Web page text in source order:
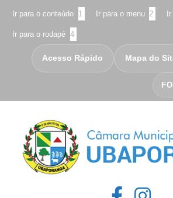
Ir para o conteúdo 1 Ir para o menu 2 Ir
Ir para o rodapé 4
Acesso Rápido Mapa do